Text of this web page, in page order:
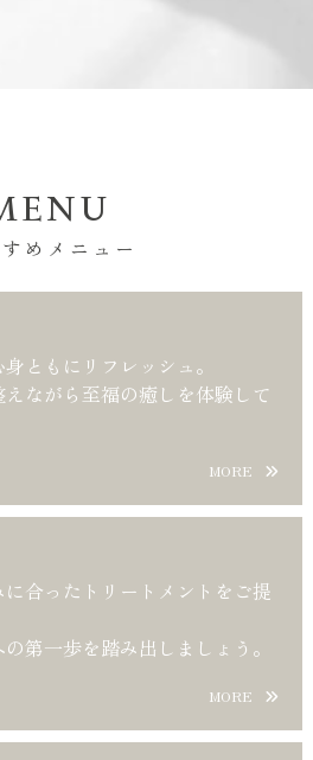
めメニュー
ともにリフレッシュ。
ながら至福の癒しを体験して
MORE
合ったトリートメントをご提
第一歩を踏み出しましょう。
MORE